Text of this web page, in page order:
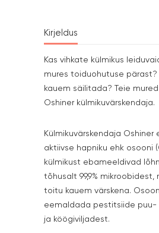
Kirjeldus
Kas vihkate külmikus
mures toiduohutuse
kauem säilitada? Teie
Oshiner külmikuvärskendaja.
Külmikuvärskendaja Oshiner
aktiivse hapniku ehk osooni
külmikust ebameeldivad
tõhusalt 99,9%
toitu kauem värskena.
eemaldada pestitsiide puu-
ja köögiviljadest.